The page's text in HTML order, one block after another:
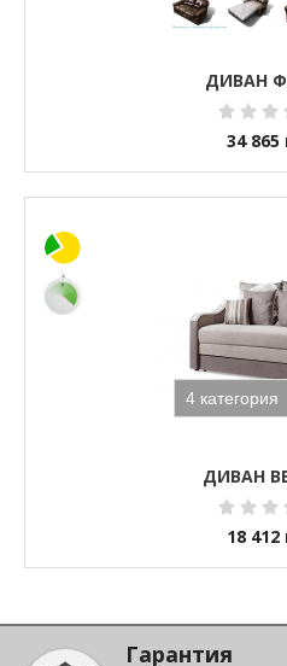
ДИВАН
34 865
ДИВАН
18 412
Гарантия